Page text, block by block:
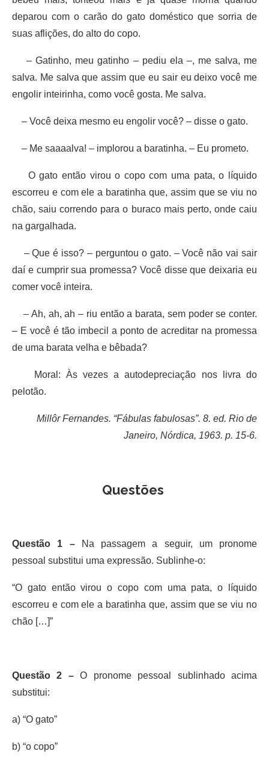
deparou com o carão do gato doméstico que sorria de
suas aflições, do alto do copo.
– Gatinho, meu gatinho – pediu ela –, me salva, me
salva. Me salva que assim que eu sair eu deixo você me
engolir inteirinha, como você gosta. Me salva.
– Você deixa mesmo eu engolir você? – disse o gato.
– Me saaaalva! – implorou a baratinha. – Eu prometo.
O gato então virou o copo com uma pata, o líquido
escorreu e com ele a baratinha que, assim que se viu no
chão, saiu correndo para o buraco mais perto, onde caiu
na gargalhada.
– Que é isso? – perguntou o gato. – Você não vai sair
daí e cumprir sua promessa? Você disse que deixaria eu
comer você inteira.
– Ah, ah, ah – riu então a barata, sem poder se conter.
– E você é tão imbecil a ponto de acreditar na promessa
de uma barata velha e bêbada?
Moral: Às vezes a autodepreciação nos livra do
pelotão.
Millôr Fernandes. “Fábulas fabulosas”. 8. ed. Rio de
Janeiro, Nórdica, 1963. p. 15-6.
Questões
Questão 1 –
Na passagem a seguir, um pronome
pessoal substitui uma expressão. Sublinhe-o:
“O gato então virou o copo com uma pata, o líquido
escorreu e com ele a baratinha que, assim que se viu no
chão […]”
Questão 2 –O pronome pessoal sublinhado acima
substitui:
a) “O gato”
b) “o copo”